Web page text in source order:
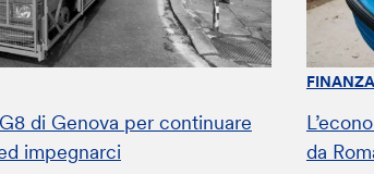
di Genova per continuare
impegnarci
da